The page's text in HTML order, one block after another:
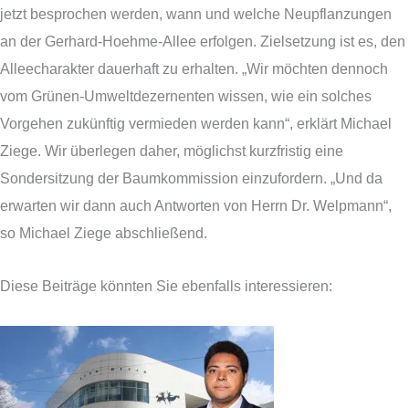
jetzt besprochen werden, wann und welche Neupflanzungen
an der Gerhard-Hoehme-Allee erfolgen. Zielsetzung ist es, den
Alleecharakter dauerhaft zu erhalten. „Wir möchten dennoch
vom Grünen-Umweltdezernenten wissen, wie ein solches
Vorgehen zukünftig vermieden werden kann“, erklärt Michael
Ziege. Wir überlegen daher, möglichst kurzfristig eine
Sondersitzung der Baumkommission einzufordern. „Und da
erwarten wir dann auch Antworten von Herrn Dr. Welpmann“,
so Michael Ziege abschließend.
Diese Beiträge könnten Sie ebenfalls interessieren: